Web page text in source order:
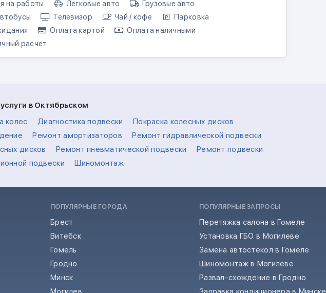
на работы Легковые авто
Грузовые авто
Телевизор Чай / кофе
Парковка
Оплата картой
Оплата наличными
расчет
в Октябрьском
колес
Диагностика подвески
Покраска колесных дисков
Ремонт амортизаторов
Ремонт гидравлической подвески
дисков
Ремонт пневматической подвески
Ремонт подвески
подвески
Шиномонтаж
ПОПУЛЯРНЫЕ ГОРОДА
Брест
Витебск
Гомель
Гродно
Минск
ПОПУЛЯРНЫЕ ЗАПРОСЫ
Перетяжка салона в Гомеле
Установка ГБО в Могилеве
Замена автостекол в Гомеле
Шиномонтаж в Могилеве
Развал-схождение в Гродно